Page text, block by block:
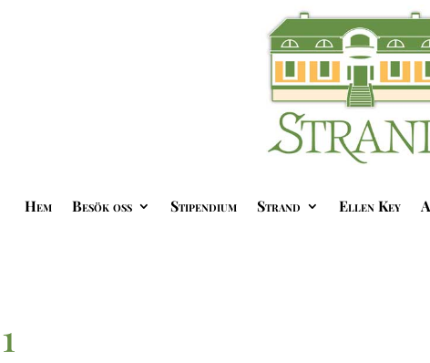
Hem Besök oss Stipendium Strand Ellen Key